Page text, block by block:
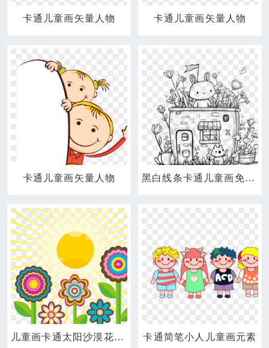
卡通儿童画矢量人物 卡通儿童画矢量人物
卡通儿童画矢量人物 黑白线条卡通儿童画免抠元素
儿童画卡通太阳沙漠花朵素材 卡通简笔小人儿童画元素